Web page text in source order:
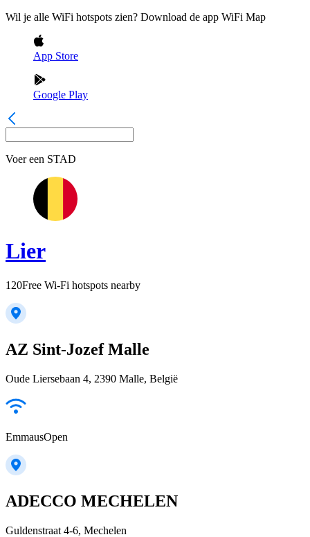
Wil je alle WiFi hotspots zien? Download de app WiFi Map
App Store
Google Play
Voer een STAD
Lier
120Free Wi-Fi hotspots nearby
AZ Sint-Jozef Malle
Oude Liersebaan 4, 2390 Malle, België
EmmausOpen
ADECCO MECHELEN
Guldenstraat 4-6, Mechelen